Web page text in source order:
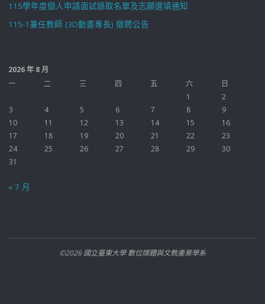
115學年度個人申請面試錄取名單及志願選填通知
115-1兼任教師 (3D動畫專長) 徵聘公告
2026 年 8 月
一
二 三 四 五 六
日
1
2
3
4 5 6 7 8
9
10
11 12 13 14 15
16
17
18 19 20 21 22
23
24
25 26 27 28 29
30
31
« 7 月
©2026 國立臺東大學 數位媒體與文教產業學系